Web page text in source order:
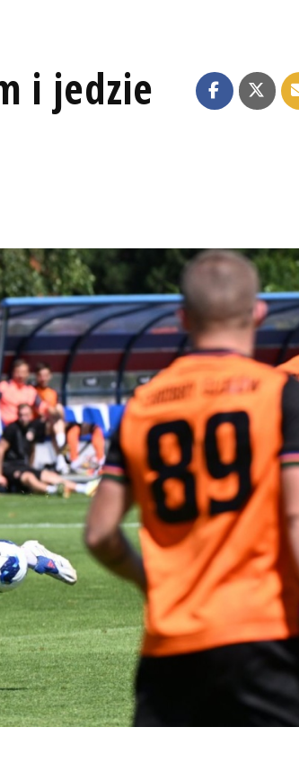
i jedzie